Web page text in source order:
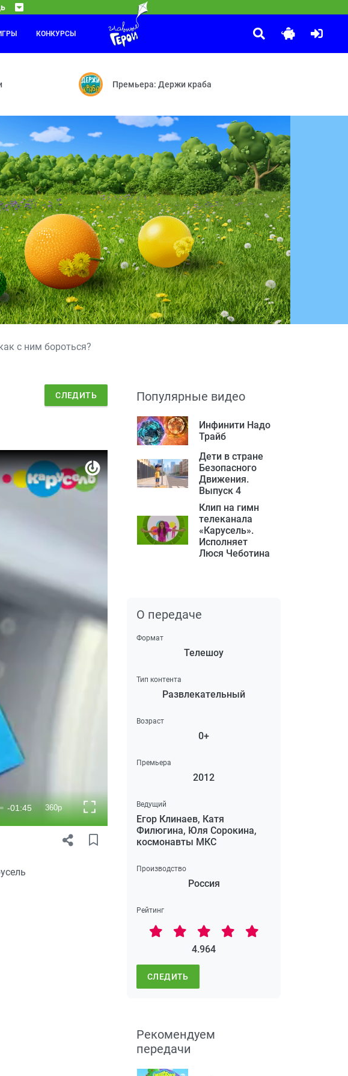
лучше — Суперпицца — Осторожно, двери закрываются — Идёт коза рогатая —
памяти — Роль — Букашки — Индейцы — Мирный путь — Бессонница — Плохая
Смешарики
Бойкот — Невидимка — Сувенир — Фанерное солнце —
КОНКУРСЫ
Премьера: Держи краба
с ним бороться?
СЛЕДИТЬ Популярные видео
Инфинити Надо
Трайб
Дети в стране
Безопасного
Движения.
Выпуск 4
Клип на гимн
телеканала
«Карусель».
Исполняет
Люся Чеботина
О передаче
Формат
Телешоу
Тип контента
Развлекательный
Возраст
0+
Премьера
2012
Ведущий
Егор Клинаев, Катя
Филюгина, Юля Сорокина,
космонавты МКС
Производство
Россия
Рейтинг
4.964
СЛЕДИТЬ
Рекомендуем
передачи